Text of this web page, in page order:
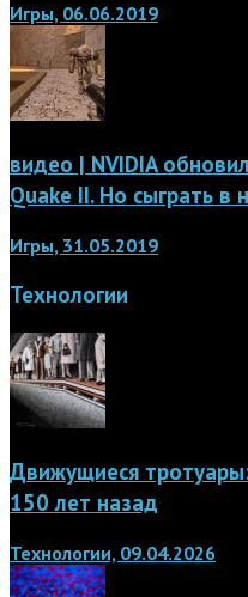
Игры, 06.06.2019
видео | NVIDIA
Quake II. Но сыграть в
Игры, 31.05.2019
Технологии
Движущиеся
150 лет назад
Технологии, 09.04.2026